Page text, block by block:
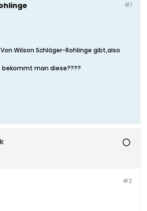
#1
Wilson Schläger-Rohlinge gibt,also
bekommt man diese????
#2